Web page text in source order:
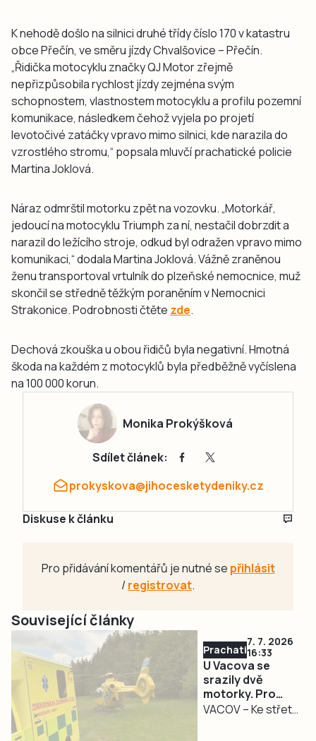
K nehodě došlo na silnici druhé třídy číslo 170 v katastru
obce Přečín, ve směru jízdy Chvalšovice – Přečín.
„Řidička motocyklu značky QJ Motor zřejmě
nepřizpůsobila rychlost jízdy zejména svým
schopnostem, vlastnostem motocyklu a profilu pozemní
komunikace, následkem čehož vyjela po projetí
levotočivé zatáčky vpravo mimo silnici, kde narazila do
vzrostlého stromu,“ popsala mluvčí prachatické policie
Martina Joklová.
Náraz odmrštil motorku zpět na vozovku. „Motorkář,
jedoucí na motocyklu Triumph za ní, nestačil dobrzdit a
narazil do ležícího stroje, odkud byl odražen vpravo mimo
komunikaci,“ dodala Martina Joklová. Vážně zraněnou
ženu transportoval vrtulník do plzeňské nemocnice, muž
skončil se středně těžkým poraněním v Nemocnici
Strakonice. Podrobnosti čtěte zde.
Dechová zkouška u obou řidičů byla negativní. Hmotná
škoda na každém z motocyklů byla předběžně vyčíslena
na 100 000 korun.
Monika Prokýšková
Sdílet článek:
prokyskova@jihocesketydeniky.cz
Diskuse k článku
Pro přidávání komentářů je nutné se přihlásit
/registrovat.
Související články
Prachaticko
7. 7. 2026
16:33
U Vacova se
srazily dvě
motorky. Pro
vážně zraněnou
VACOV – Ke střetu